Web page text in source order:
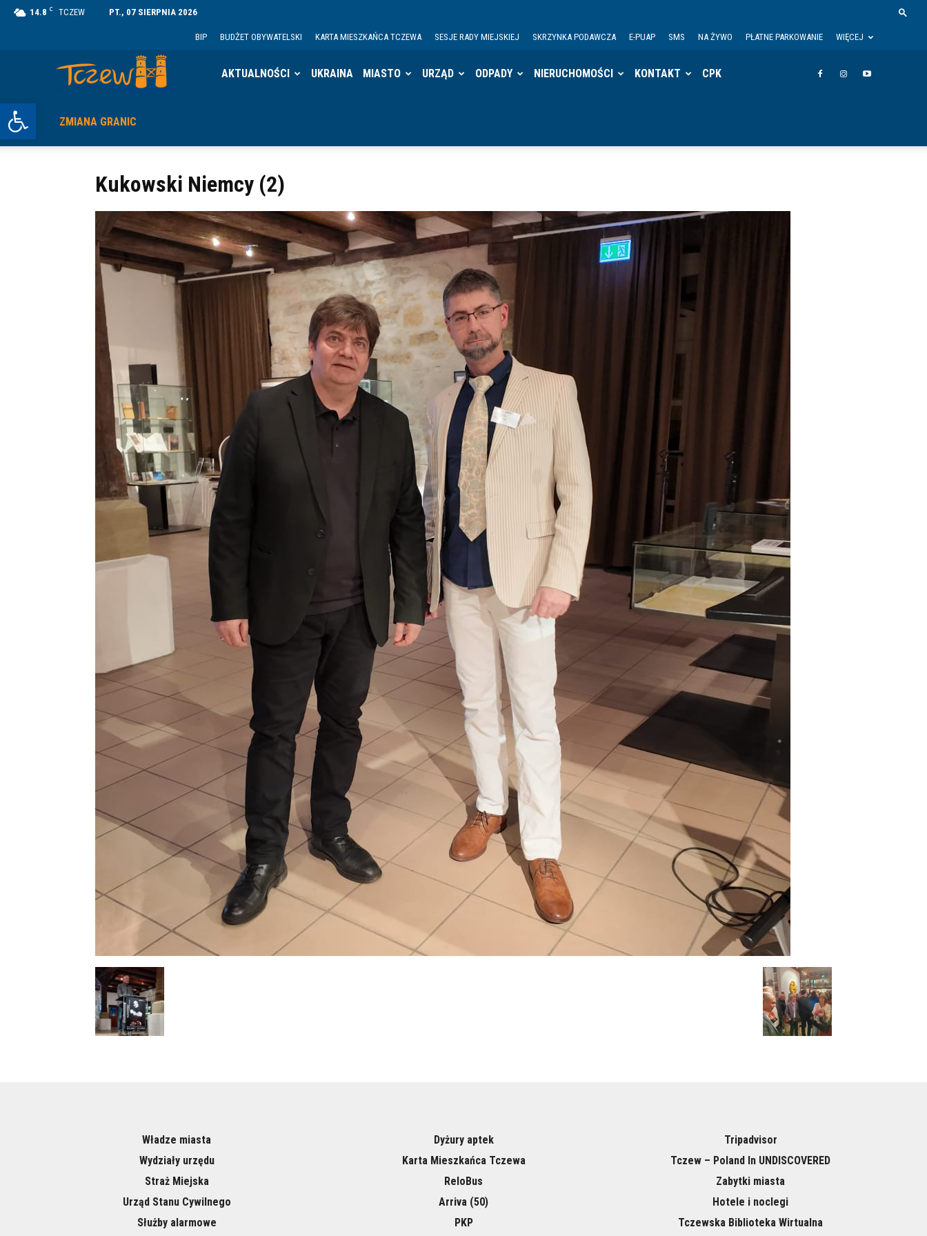
Otwórz pasek narzędzi
14.8 C TCZEW PT., 07 SIERPNIA 2026
BIP BUDŻET OBYWATELSKI KARTA MIESZKAŃCA TCZEWA SESJE RADY MIEJSKIEJ SKRZYNKA PODAWCZA E-PUAP SMS NA ŻYWO PŁATNE PARKOWANIE WIĘCEJ
AKTUALNOŚCI UKRAINA MIASTO URZĄD ODPADY NIERUCHOMOŚCI KONTAKT CPK
ZMIANA GRANIC
Kukowski Niemcy (2)
Władze miasta
Wydziały urzędu
Straż Miejska
Urząd Stanu Cywilnego
Służby alarmowe
Dyżury aptek
Karta Mieszkańca Tczewa
ReloBus
Arriva (50)
PKP
Tripadvisor
Tczew – Poland In UNDISCOVERED
Zabytki miasta
Hotele i noclegi
Tczewska Biblioteka Wirtualna